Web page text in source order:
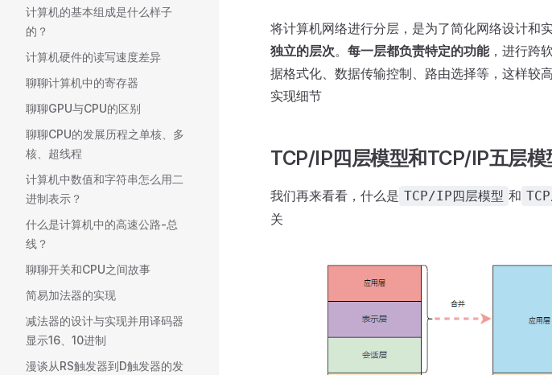
计算机的基本组成是什么样子
的？
计算机硬件的读写速度差异
聊聊计算机中的寄存器
聊聊GPU与CPU的区别
聊聊CPU的发展历程之单核、多
核、超线程
计算机中数值和字符串怎么用二
进制表示？
什么是计算机中的高速公路-总
线？
聊聊开关和CPU之间故事
简易加法器的实现
减法器的设计与实现并用译码器
显示16、10进制
漫谈从RS触发器到D触发器的发
将计算机网络进行分层，是为了简化网络设计和
独立的层次。 每一层都负责特定的功能，进行跨
据格式化、数据传输控制、路由选择等，这样较
实现细节
TCP/IP四层模型和TCP/IP五层模
我们再来看看，什么是 TCP/IP四层模型 和
关